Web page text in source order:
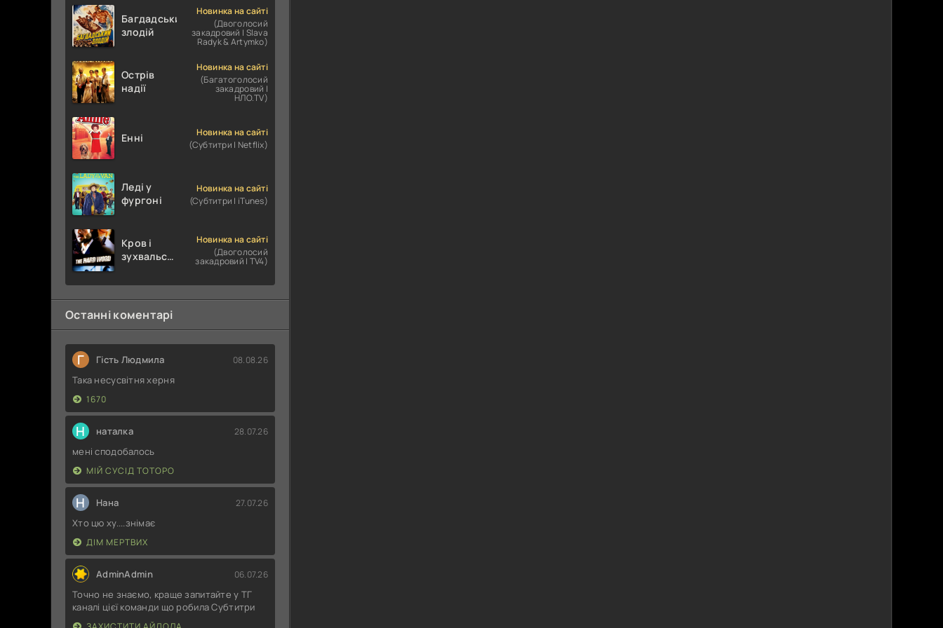
Багдадський
злодій
Новинка на сайті
(Двоголосий
закадровий | Slava
Radyk & Artymko)
Острів
надії
Новинка на сайті
(Багатоголосий
закадровий |
НЛО.TV)
Енні
Новинка на сайті
(Субтитри | Netflix)
Леді у
фургоні
Новинка на сайті
(Субтитри | iTunes)
Кров і
зухвальство
пограбування
Новинка на сайті
(Двоголосий
закадровий | TV4)
Останні коментарі
Г Гість Людмила 08.08.26
Така несусвітня херня
1670
Н наталка 28.07.26
мені сподобалось
МІЙ СУСІД ТОТОРО
Н Нана 27.07.26
Хто цю ху....знімає
ДІМ МЕРТВИХ
AdminAdmin 06.07.26
Точно не знаємо, краще запитайте у ТГ
каналі цієї команди що робила Субтитри